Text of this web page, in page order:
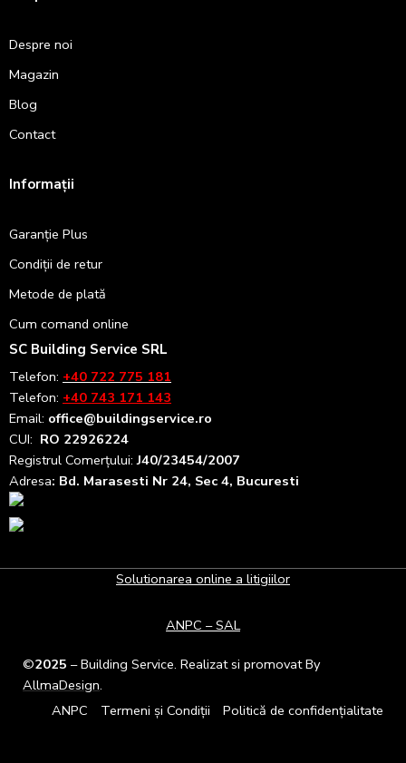
Despre noi
Magazin
Blog
Contact
Informații
Garanție Plus
Condiții de retur
Metode de plată
Cum comand online
SC Building Service SRL
Telefon: +40 722 775 181
Telefon: +40 743 171 143
Email: office@buildingservice.ro
CUI: RO 22926224
Registrul Comerțului:J40/23454/2007
Adresa: Bd. Marasesti Nr 24, Sec 4, Bucuresti
Solutionarea online a litigiilor
ANPC – SAL
©2025 – Building Service. Realizat si promovat By
AllmaDesign.
ANPC
Termeni și Condiții Politică de confidențialitate